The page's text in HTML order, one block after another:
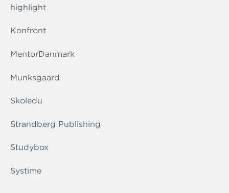
highlight
Konfront
MentorDanmark
Munksgaard
Skoledu
Strandberg Publishing
Studybox
Systime